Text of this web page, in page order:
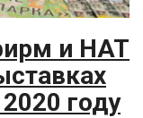
и НАТ
году